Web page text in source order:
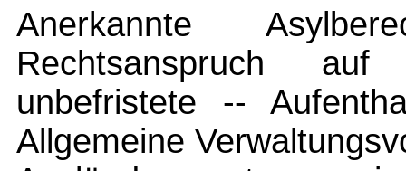
Anerkannte
Rechtsanspruch
unbefristete --
Allgemeine